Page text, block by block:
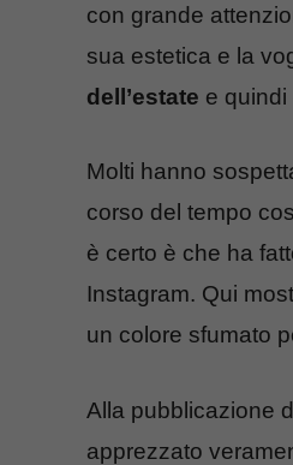
con grande
sua estetica e la
dell’estate e quindi
Molti hanno
corso del tempo
è certo è che ha
Instagram. Qui
un colore sfumato
Alla pubblicazione
apprezzato